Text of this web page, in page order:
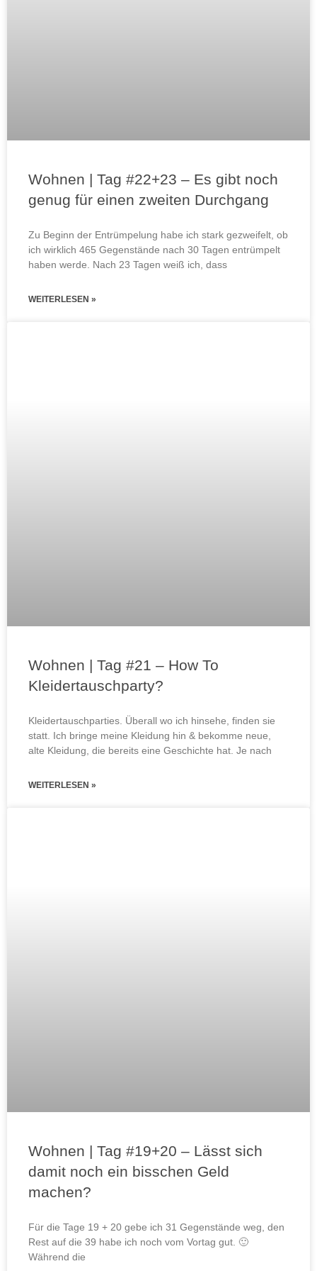
Wohnen | Tag #22+23 – Es gibt noch
genug für einen zweiten Durchgang
Zu Beginn der Entrümpelung habe ich stark gezweifelt, ob
ich wirklich 465 Gegenstände nach 30 Tagen entrümpelt
haben werde. Nach 23 Tagen weiß ich, dass
WEITERLESEN »
Wohnen | Tag #21 – How To
Kleidertauschparty?
Kleidertauschparties. Überall wo ich hinsehe, finden sie
statt. Ich bringe meine Kleidung hin & bekomme neue,
alte Kleidung, die bereits eine Geschichte hat. Je nach
WEITERLESEN »
Wohnen | Tag #19+20 – Lässt sich
damit noch ein bisschen Geld
machen?
Für die Tage 19 + 20 gebe ich 31 Gegenstände weg, den
Rest auf die 39 habe ich noch vom Vortag gut. 🙂
Während die